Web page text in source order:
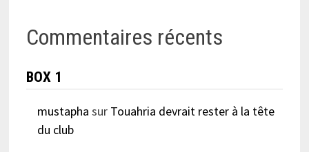
Commentaires récents
BOX 1
mustapha sur Touahria devrait rester à la tête
du club